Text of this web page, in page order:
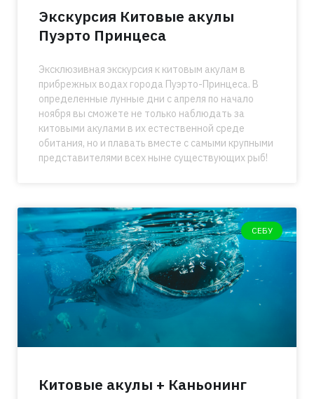
Экскурсия Китовые акулы
Пуэрто Принцеса
Эксклюзивная экскурсия к китовым акулам в
прибрежных водах города Пуэрто-Принцеса. В
определенные лунные дни с апреля по начало
ноября вы сможете не только наблюдать за
китовыми акулами в их естественной среде
обитания, но и плавать вместе с самыми крупными
представителями всех ныне существующих рыб!
СЕБУ
Китовые акулы + Каньонинг